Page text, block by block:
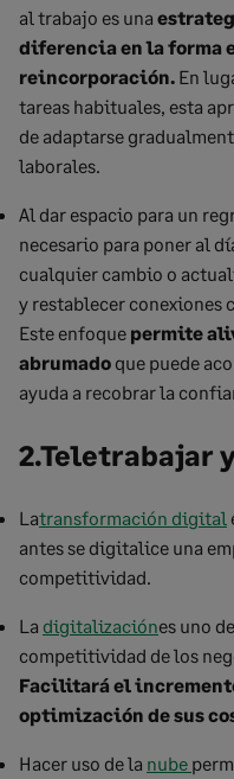
al trabajo es una
diferencia en la forma
reincorporación. En
tareas habituales, esta
de adaptarse
laborales.
Al dar espacio para un
necesario para poner al
cualquier cambio o
y restablecer conexiones
Este enfoque permite
abrumado que puede
ayuda a recobrar la
2.Teletrabajar
Latransformación digital
antes se digitalice una
competitividad.
La digitalizaciónes uno
competitividad de los
Facilitará el
optimización de sus
Hacer uso de la nube